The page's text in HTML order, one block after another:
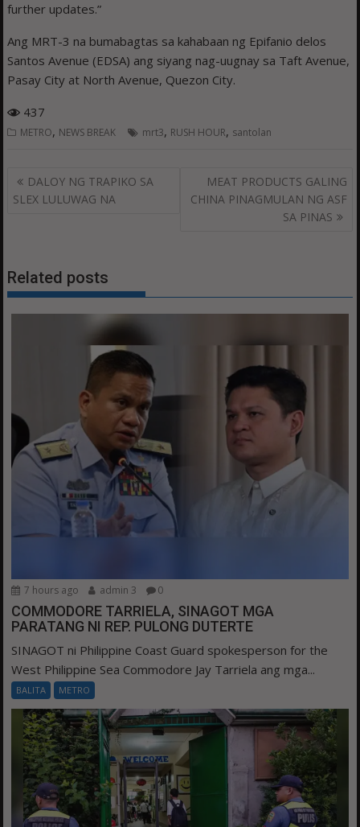
further updates.”
Ang MRT-3 na bumabagtas sa kahabaan ng Epifanio delos
Santos Avenue (EDSA) ang siyang nag-uugnay sa Taft Avenue,
Pasay City at North Avenue, Quezon City.
437
METRO, NEWS BREAK mrt3, RUSH HOUR, santolan
Post
navigation
DALOY NG TRAPIKO SA
SLEX LULUWAG NA
MEAT PRODUCTS GALING
CHINA PINAGMULAN NG ASF
SA PINAS
Related posts
7 hours ago admin 3 0
COMMODORE TARRIELA, SINAGOT MGA
PARATANG NI REP. PULONG DUTERTE
SINAGOT ni Philippine Coast Guard spokesperson for the
West Philippine Sea Commodore Jay Tarriela ang mga...
BALITA METRO